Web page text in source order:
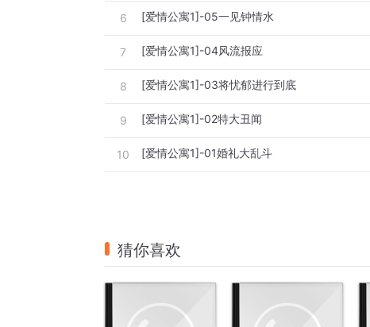
6 [爱情公寓1]-05一见钟情水
7 [爱情公寓1]-04风流报应
8 [爱情公寓1]-03将忧郁进行到底
9 [爱情公寓1]-02特大丑闻
10 [爱情公寓1]-01婚礼大乱斗
猜你喜欢